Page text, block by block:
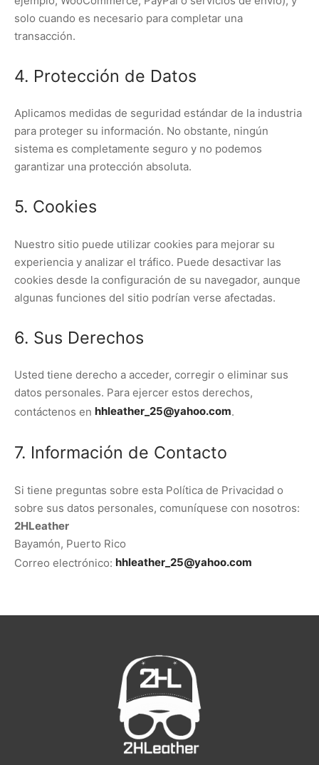
solo cuando es necesario para completar una
transacción.
4. Protección de Datos
Aplicamos medidas de seguridad estándar de la industria
para proteger su información. No obstante, ningún
sistema es completamente seguro y no podemos
garantizar una protección absoluta.
5. Cookies
Nuestro sitio puede utilizar cookies para mejorar su
experiencia y analizar el tráfico. Puede desactivar las
cookies desde la configuración de su navegador, aunque
algunas funciones del sitio podrían verse afectadas.
6. Sus Derechos
Usted tiene derecho a acceder, corregir o eliminar sus
datos personales. Para ejercer estos derechos,
contáctenos en hhleather_25@yahoo.com.
7. Información de Contacto
Si tiene preguntas sobre esta Política de Privacidad o
sobre sus datos personales, comuníquese con nosotros:
2HLeather
Bayamón, Puerto Rico
Correo electrónico: hhleather_25@yahoo.com